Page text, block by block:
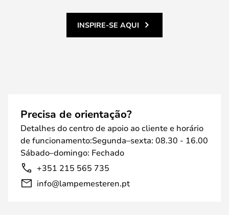
INSPIRE-SE AQUI
Precisa de orientação?
Detalhes do centro de apoio ao cliente e horário
de funcionamento:Segunda–sexta: 08.30 - 16.00
Sábado–domingo: Fechado
+351 215 565 735
info@lampemesteren.pt